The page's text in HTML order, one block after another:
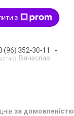
з
(96) 352-30-11
Вячеслав
за домовленістю